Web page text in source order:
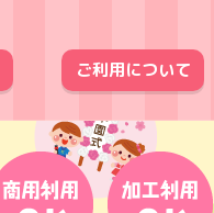
ご利用について